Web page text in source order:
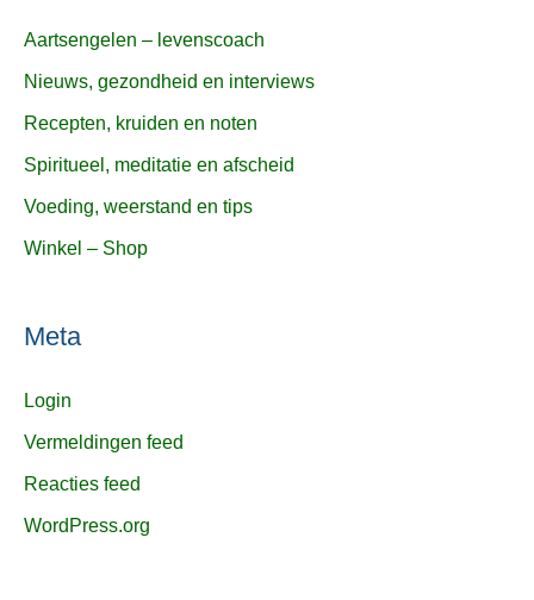
Aartsengelen – levenscoach
Nieuws, gezondheid en interviews
Recepten, kruiden en noten
Spiritueel, meditatie en afscheid
Voeding, weerstand en tips
Winkel – Shop
Meta
Login
Vermeldingen feed
Reacties feed
WordPress.org